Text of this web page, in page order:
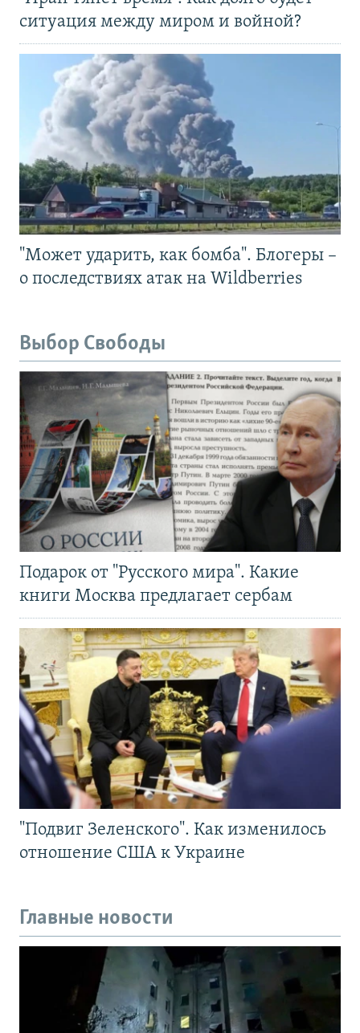
ситуация между миром и войной?
"Может ударить, как бомба". Блогеры –
о последствиях атак на Wildberries
Выбор Свободы
Подарок от "Русского мира". Какие
книги Москва предлагает сербам
"Подвиг Зеленского". Как изменилось
отношение США к Украине
Главные новости